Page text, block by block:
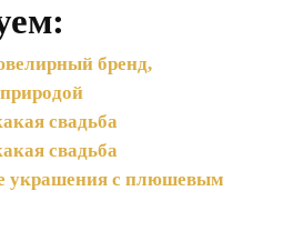
бренд,
свадьба
свадьба
украшения с плюшевым